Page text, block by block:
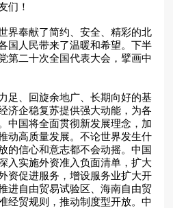
们！
界奉献了简约、安全、精彩的北
国人民带来了温暖和希望。下半
第二十次全国代表大会，擘画中
足、回旋余地广、长期向好的基
济企稳复苏提供强大动能，为各
中国将全面贯彻新发展理念，加
动高质量发展。不论世界发生什
的信心和意志都不会动摇。中国
入实施外资准入负面清单，扩大
资促进服务，增设服务业扩大开
进自由贸易试验区、海南自由贸
经贸规则，推动制度型开放。中